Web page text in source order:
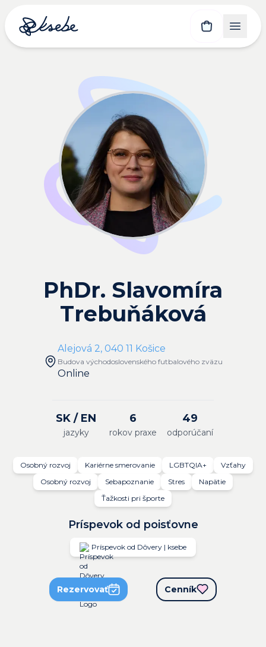
PhDr. Slavomíra
Trebuňáková
Alejová 2, 040 11 Košice
Budova východoslovenského futbalového zväzu
Online
SK / EN
jazyky
6
rokov praxe
49
odporúčaní
Osobný rozvoj Kariérne smerovanie LGBTQIA+
Vzťahy
Osobný rozvoj
Sebapoznanie Stres
Napätie
Ťažkosti pri športe
Príspevok od poisťovne
Príspevok od Dôvery | ksebe
Rezervovať Cenník